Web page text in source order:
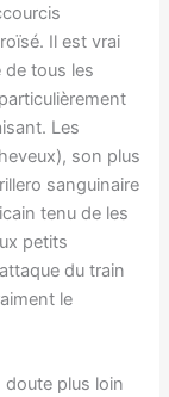
Il est vrai
de tous les
Les
son plus
sanguinaire
tenu de les
petits
du train
le
doute plus loin